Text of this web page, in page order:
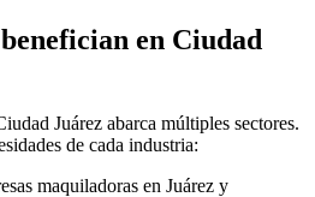
en Ciudad
Juárez abarca múltiples sectores.
de cada industria:
maquiladoras en Juárez y